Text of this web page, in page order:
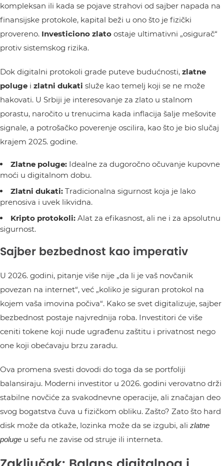
kompleksan ili kada se pojave strahovi od sajber napada na
finansijske protokole, kapital beži u ono što je fizički
provereno. Investiciono zlato ostaje ultimativni „osigurač“
protiv sistemskog rizika.
Dok digitalni protokoli grade puteve budućnosti, zlatne
poluge i zlatni dukati služe kao temelj koji se ne može
hakovati. U Srbiji je interesovanje za zlato u stalnom
porastu, naročito u trenucima kada inflacija šalje mešovite
signale, a potrošačko poverenje oscilira, kao što je bio slučaj
krajem 2025. godine.
Zlatne poluge: Idealne za dugoročno očuvanje kupovne
moći u digitalnom dobu.
Zlatni dukati: Tradicionalna sigurnost koja je lako
prenosiva i uvek likvidna.
Kripto protokoli: Alat za efikasnost, ali ne i za apsolutnu
sigurnost.
Sajber bezbednost kao imperativ
U 2026. godini, pitanje više nije „da li je vaš novčanik
povezan na internet“, već „koliko je siguran protokol na
kojem vaša imovina počiva“. Kako se svet digitalizuje, sajber
bezbednost postaje najvrednija roba. Investitori će više
ceniti tokene koji nude ugrađenu zaštitu i privatnost nego
one koji obećavaju brzu zaradu.
Ova promena svesti dovodi do toga da se portfoliji
balansiraju. Moderni investitor u 2026. godini verovatno drži
stabilne novčiće za svakodnevne operacije, ali značajan deo
svog bogatstva čuva u fizičkom obliku. Zašto? Zato što hard
disk može da otkaže, lozinka može da se izgubi, ali zlatne
poluge u sefu ne zavise od struje ili interneta.